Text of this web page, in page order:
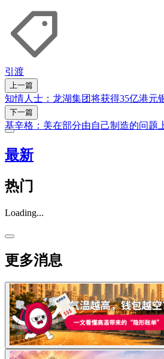
引渡
上一篇
知情人士：龙湖集团将获得35亿港元
下一篇
基辛格：美在部分由自己制造的问题
最新
热门
Loading...
更多消息